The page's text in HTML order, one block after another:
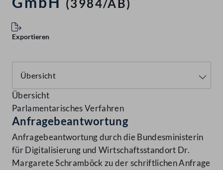
(3984/AB)
Exportieren
Übersicht
Parlamentarisches Verfahren
Anfragebeantwortung
Anfragebeantwortung durch die Bundesministerin
für Digitalisierung und Wirtschaftsstandort Dr.
Margarete Schramböck zu der schriftlichen Anfrage